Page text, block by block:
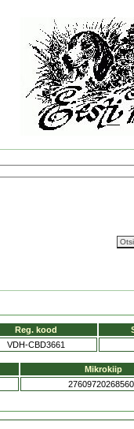
Reg. kood
VDH-CBD3661
Mikrokiip